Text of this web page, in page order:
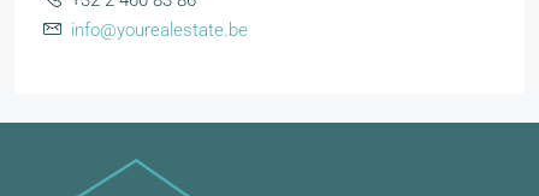
info@yourealestate.be